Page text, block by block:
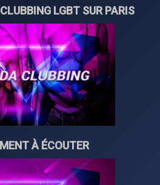
LGBT SUR PARIS
À ÉCOUTER